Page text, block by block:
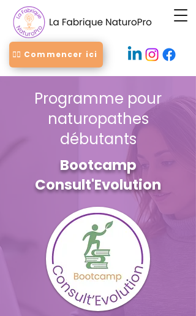
👉🏻 Commencer ici
Programme pour
naturopathes
débutants
Bootcamp
Consult'Evolution